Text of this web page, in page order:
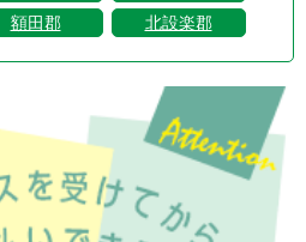
額田郡 北設楽郡